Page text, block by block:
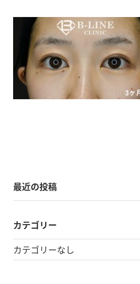
最近の投稿
カテゴリー
カテゴリーなし